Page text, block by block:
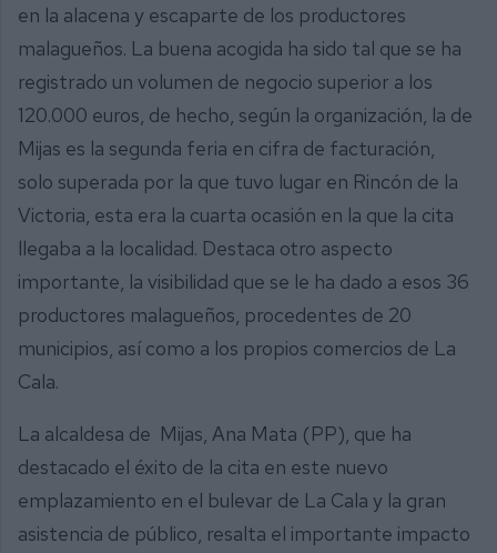
en la alacena y escaparte de los productores
malagueños. La buena acogida ha sido tal que se ha
registrado un volumen de negocio superior a los
120.000 euros, de hecho, según la organización, la de
Mijas es la segunda feria en cifra de facturación,
solo superada por la que tuvo lugar en Rincón de la
Victoria, esta era la cuarta ocasión en la que la cita
llegaba a la localidad. Destaca otro aspecto
importante, la visibilidad que se le ha dado a esos 36
productores malagueños, procedentes de 20
municipios, así como a los propios comercios de La
Cala.
La alcaldesa de Mijas, Ana Mata (PP), que ha
destacado el éxito de la cita en este nuevo
emplazamiento en el bulevar de La Cala y la gran
asistencia de público, resalta el importante impacto